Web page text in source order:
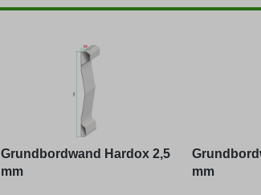
Grundbordwand Hardox 2,5
mm
mm